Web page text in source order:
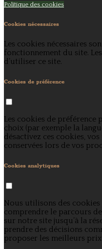
Politique des cookies
Cookies nécessaires
Les cookies nécessaires
fonctionnement du site.
d’utiliser ce site.
Cookies de préférence
Les cookies de préférence
choix (par exemple la
désactivez ces cookies,
conservées lors de vos
Cookies analytiques
Nous utilisons des
comprendre le parcours
sur notre site jusqu’à la
prendre des décisions
proposer les meilleurs prix